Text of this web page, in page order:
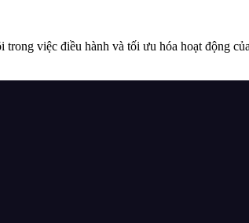
trong việc điều hành và tối ưu hóa hoạt động